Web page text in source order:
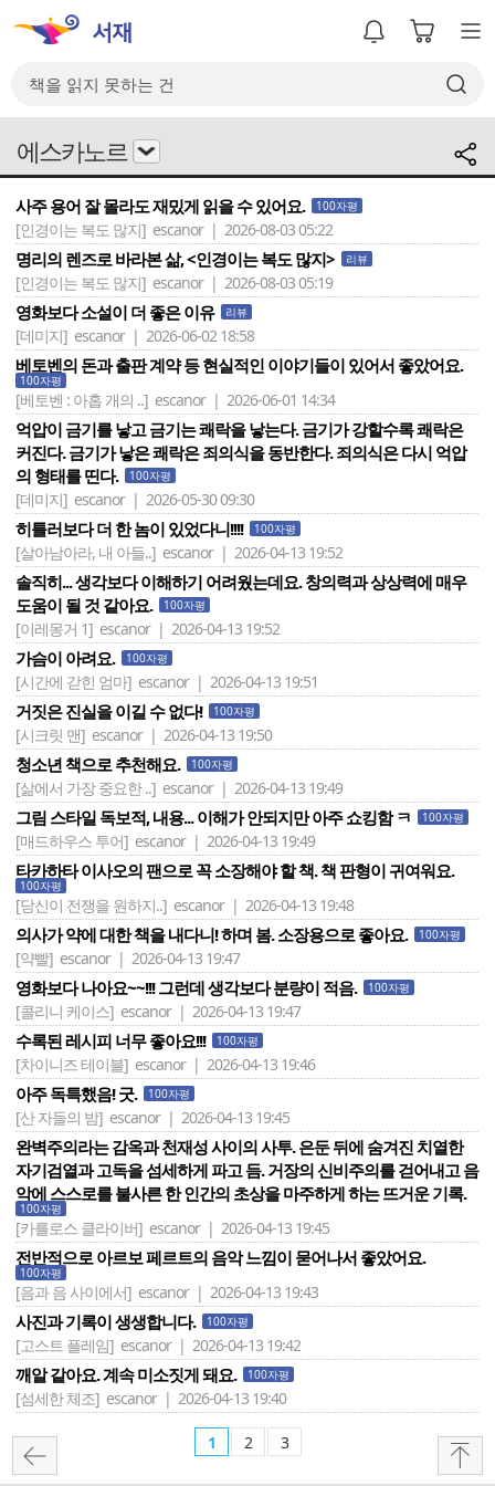
에스카노르
사주 용어 잘 몰라도 재밌게 읽을 수 있어요. 100자평
[인경이는 복도 많지] escanor | 2026-08-03 05:22
명리의 렌즈로 바라본 삶, <인경이는 복도 많지> 리뷰
[인경이는 복도 많지] escanor | 2026-08-03 05:19
영화보다 소설이 더 좋은 이유 리뷰
[데미지] escanor | 2026-06-02 18:58
베토벤의 돈과 출판 계약 등 현실적인 이야기들이 있어서 좋았어요.
100자평
[베토벤 : 아홉 개의 ..] escanor | 2026-06-01 14:34
억압이 금기를 낳고 금기는 쾌락을 낳는다. 금기가 강할수록 쾌락은
커진다. 금기가 낳은 쾌락은 죄의식을 동반한다. 죄의식은 다시 억압
의 형태를 띤다.
100자평
[데미지] escanor | 2026-05-30 09:30
히틀러보다 더 한 놈이 있었다니!!!! 100자평
[살아남아라, 내 아들..] escanor | 2026-04-13 19:52
솔직히... 생각보다 이해하기 어려웠는데요. 창의력과 상상력에 매우
도움이 될 것 같아요.
100자평
[이레몽거 1] escanor | 2026-04-13 19:52
가슴이 아려요. 100자평
[시간에 갇힌 엄마] escanor | 2026-04-13 19:51
거짓은 진실을 이길 수 없다! 100자평
[시크릿 맨] escanor | 2026-04-13 19:50
청소년 책으로 추천해요. 100자평
[삶에서 가장 중요한 ..] escanor | 2026-04-13 19:49
그림 스타일 독보적, 내용... 이해가 안되지만 아주 쇼킹함 ㅋ 100자평
[매드하우스 투어] escanor | 2026-04-13 19:49
타카하타 이사오의 팬으로 꼭 소장해야 할 책. 책 판형이 귀여워요.
100자평
[당신이 전쟁을 원하지..] escanor | 2026-04-13 19:48
의사가 약에 대한 책을 내다니! 하며 봄. 소장용으로 좋아요. 100자평
[약빨] escanor | 2026-04-13 19:47
영화보다 나아요~~!!! 그런데 생각보다 분량이 적음. 100자평
[콜리니 케이스] escanor | 2026-04-13 19:47
수록된 레시피 너무 좋아요!!! 100자평
[차이니즈 테이블] escanor | 2026-04-13 19:46
아주 독특했음! 굿. 100자평
[산 자들의 밤] escanor | 2026-04-13 19:45
완벽주의라는 감옥과 천재성 사이의 사투. 은둔 뒤에 숨겨진 치열한
자기검열과 고독을 섬세하게 파고 듬. 거장의 신비주의를 걷어내고 음
악에 스스로를 불사른 한 인간의 초상을 마주하게 하는 뜨거운 기록.
100자평
[카를로스 클라이버] escanor | 2026-04-13 19:45
전반적으로 아르보 페르트의 음악 느낌이 묻어나서 좋았어요.
100자평
[음과 음 사이에서] escanor | 2026-04-13 19:43
사진과 기록이 생생합니다. 100자평
[고스트 플레임] escanor | 2026-04-13 19:42
깨알 같아요. 계속 미소짓게 돼요. 100자평
[섬세한 체조] escanor | 2026-04-13 19:40
1 2 3